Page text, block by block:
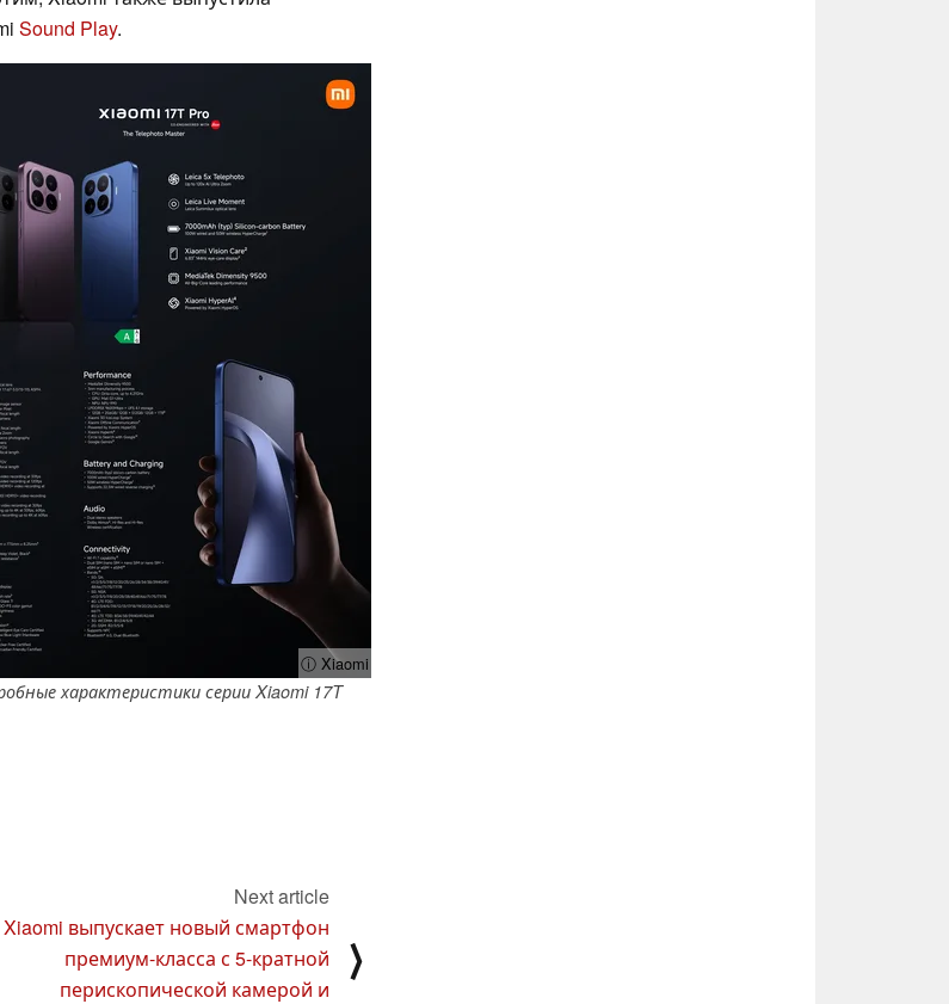
Sound Play.
ⓘ Xiaomi
характеристики серии Xiaomi 17T
Next article
Xiaomi выпускает новый смартфон
премиум-класса с 5-кратной
перископической камерой и
⟩